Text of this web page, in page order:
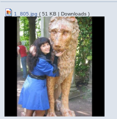
1_805.jpg ( 51 KB | Downloads )